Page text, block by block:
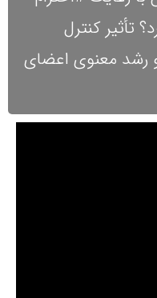
تأثیر کنترل
معنوی اعضای